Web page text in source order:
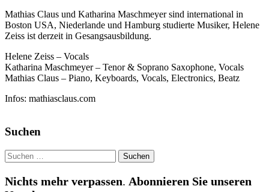
Mathias Claus und Katharina Maschmeyer sind international in
Boston USA, Niederlande und Hamburg studierte Musiker, Helene
Zeiss ist derzeit in Gesangsausbildung.
Helene Zeiss – Vocals
Katharina Maschmeyer – Tenor & Soprano Saxophone, Vocals
Mathias Claus – Piano, Keyboards, Vocals, Electronics, Beatz
Infos: mathiasclaus.com
Suchen
Suchen
nach:
Nichts mehr verpassen. Abonnieren Sie unseren